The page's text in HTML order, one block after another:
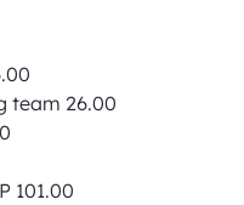
team 26.00
101.00